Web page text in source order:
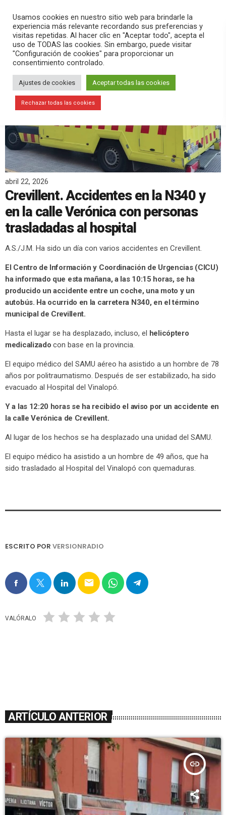
search menu pause PLAY
abril 22, 2026
Crevillent. Accidentes en la N340 y
en la calle Verónica con personas
trasladadas al hospital
A.S./J.M. Ha sido un día con varios accidentes en Crevillent.
El Centro de Información y Coordinación de Urgencias (CICU)
ha informado que esta mañana, a las 10:15 horas, se ha
producido un accidente entre un coche, una moto y un
autobús. Ha ocurrido en la carretera N340, en el término
municipal de Crevillent.
Hasta el lugar se ha desplazado, incluso, el
helicóptero
medicalizado con base en la provincia.
El equipo médico del SAMU aéreo ha asistido a un hombre de 78
años por politraumatismo. Después de ser estabilizado, ha sido
evacuado al Hospital del Vinalopó.
Y a las 12:20 horas se ha recibido el aviso por un accidente en
la calle Verónica de Crevillent.
Al lugar de los hechos se ha desplazado una unidad del SAMU.
El equipo médico ha asistido a un hombre de 49 años, que ha
sido trasladado al Hospital del Vinalopó con quemaduras.
ESCRITO POR VERSIONRADIO
email
VALÓRALO
ARTÍCULO ANTERIOR
insert_link
Usamos cookies en nuestro sitio web para brindarle la
experiencia más relevante recordando sus preferencias y
visitas repetidas. Al hacer clic en "Aceptar todo", acepta el
uso de TODAS las cookies. Sin embargo, puede visitar
"Configuración de cookies" para proporcionar un
consentimiento controlado.
Ajustes de cookies Aceptar todas las cookies
Rechazar todas las cookies